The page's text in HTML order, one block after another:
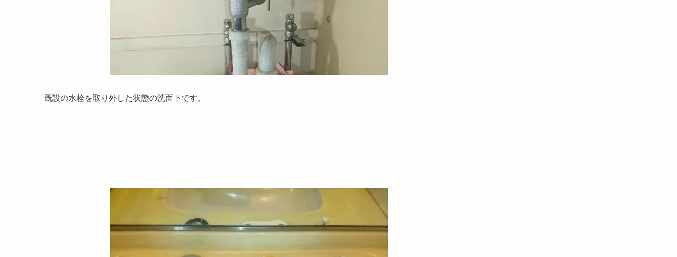
既設の水栓を取り外した状態の洗面下です。